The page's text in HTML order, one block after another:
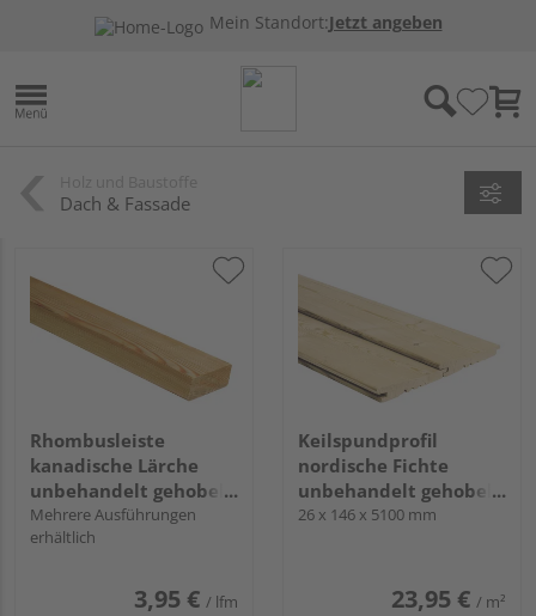
Mein Standort:Jetzt angeben
Dach & Fassade
Rhombusleiste
kanadische Lärche
unbehandelt gehobelt
hobelfallend
Mehrere Ausführungen
erhältlich
3,95 € / lfm
Keilspundprofil
nordische Fichte
unbehandelt gehobelt
u/s hobelfallend
26 x 146 x 5100 mm
23,95 € / m²